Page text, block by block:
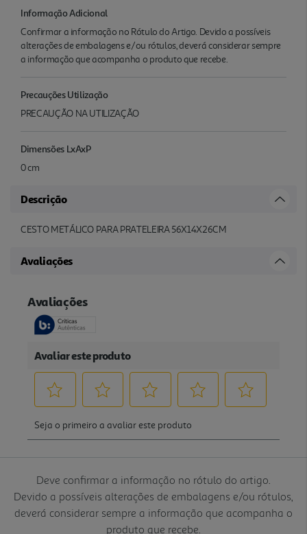
Informação Adicional
Confirmar a informação no Rótulo do Artigo. Devido a possíveis
alterações de embalagens e/ou rótulos, deverá considerar sempre
a informação que acompanha o produto que recebe.
Precauções Utilização
PRECAUÇÃO NA UTILIZAÇÃO
Dimensões LxAxP
0 cm
Descrição
CESTO METÁLICO PARA PRATELEIRA 56X14X26CM
Avaliações
Deve confirmar a informação no rótulo do artigo.
Devido a possíveis alterações de embalagens e/ou rótulos,
deverá considerar sempre a informação que acompanha o
produto que recebe.